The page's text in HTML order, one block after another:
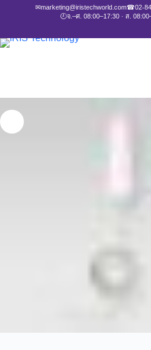
✉marketing@iristechworld.com☎02-
🕘จ.–ศ. 08:00–17:30 · ส.